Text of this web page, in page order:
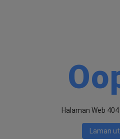
Halaman Web
Laman